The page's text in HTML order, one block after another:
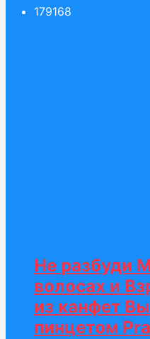
179168
Не разбуди
волосах и
из канфет
пинцетом